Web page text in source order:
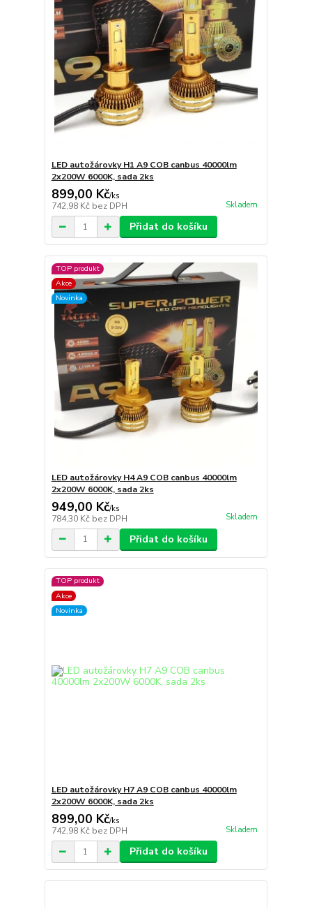
LED autožárovky H1 A9 COB canbus 40000lm
2x200W 6000K, sada 2ks
899,00 Kč/ks
742,98 Kč bez DPH Skladem
Přidat do košíku
TOP produkt
Akce
Novinka
LED autožárovky H4 A9 COB canbus 40000lm
2x200W 6000K, sada 2ks
949,00 Kč/ks
784,30 Kč bez DPH Skladem
Přidat do košíku
TOP produkt
Akce
Novinka
LED autožárovky H7 A9 COB canbus 40000lm
2x200W 6000K, sada 2ks
899,00 Kč/ks
742,98 Kč bez DPH Skladem
Přidat do košíku